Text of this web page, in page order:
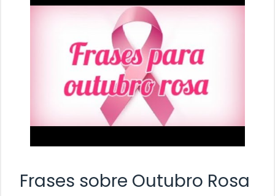
Frases sobre Outubro Rosa